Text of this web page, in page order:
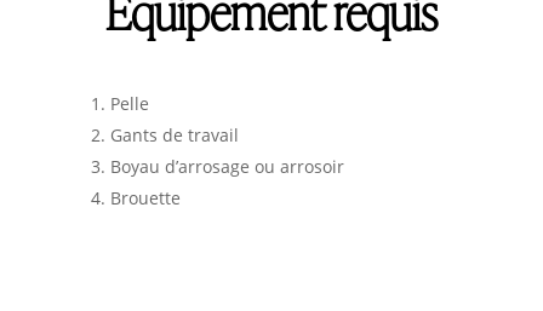
Pelle
Gants de travail
Boyau d’arrosage ou arrosoir
Brouette